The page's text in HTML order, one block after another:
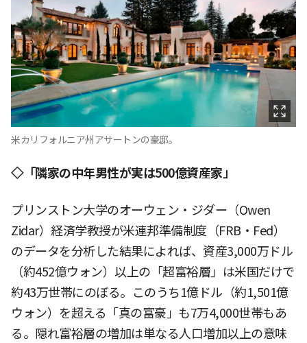
米カリフォルニア州アサートンの豪邸。
◇「隣家の中年男性が実は500億資産家」
プリンストン大学のオーウェン・ジダー（Owen
Zidar）経済学教授が米連邦準備制度（FRB・Fed）
のデータを分析した結果によれば、資産3,000万ドル
（約452億ウォン）以上の「超富裕層」は米国だけで
約43万世帯にのぼる。このうち1億ドル（約1,501億
ウォン）を超える「真の富豪」も7万4,000世帯もあ
る。隠れ富裕層の増加は単なる人口増加以上の意味